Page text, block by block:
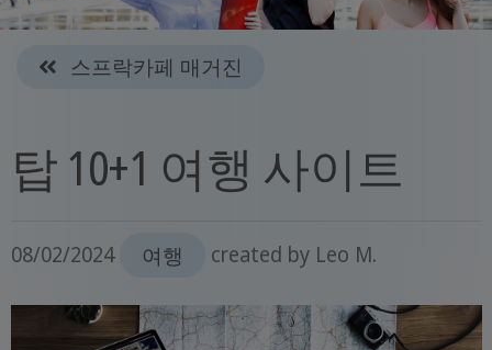
스프락카페 매거진
탑 10+1 여행 사이트
08/02/2024 여행 created by Leo M.